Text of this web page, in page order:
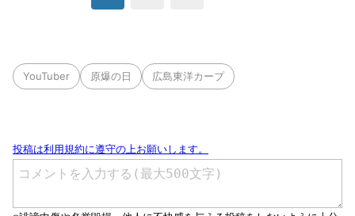
YouTuber 原爆の日 広島東洋カープ